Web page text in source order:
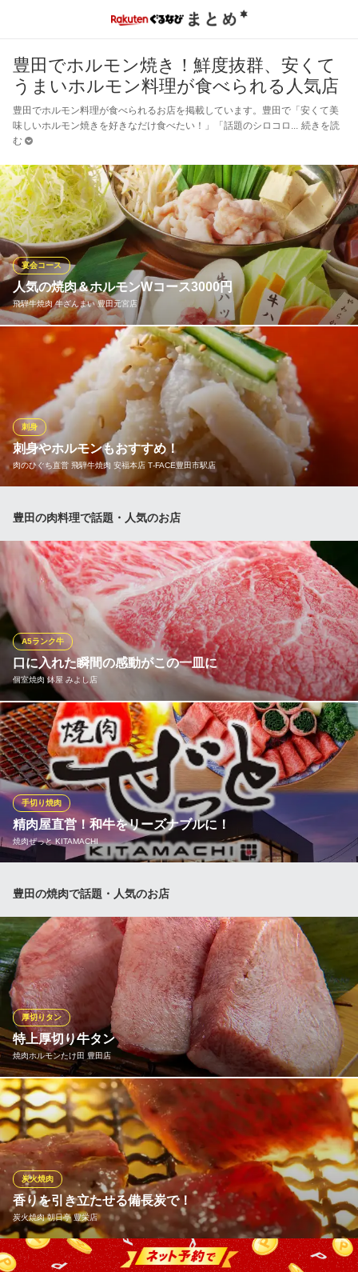
豊田でホルモン焼き！鮮度抜群、安くて
うまいホルモン料理が食べられる人気店
豊田でホルモン料理が食べられるお店を掲載しています。豊田で「安くて美
味しいホルモン焼きを好きなだけ食べたい！」「話題のシロコロ
続きを読
む
人気の焼肉＆ホルモンWコース3000円
飛騨牛焼肉 牛ざんまい 豊田元宮店
宴会コース
◆おススメは、「焼肉＆ホルモンWコース」3,000円（税込）贅沢
に行くなら、「牛ざんまいコース」4,000円（税込） ◆各コース
に、＋1,500円で90分飲み放題、＋2,000円で120分飲み放題がつ
けられます。2日前までに4名様以上で、ご予約可。 ◆焼肉＆もつ
鍋の「もつ鍋コース」3,000円（税込）（4月～10月休止中）
飛騨牛焼肉 牛ざんまい 豊田元宮店
豊田でコスパ高い焼肉屋
刺身やホルモンもおすすめ！
肉のひぐち直営 飛騨牛焼肉 安福本店 T‐FACE豊田市駅店
刺身
【センマイ刺し】 新鮮な白い生センマイを安福特製の酢味噌で。
肉のひぐち直営 飛騨牛焼肉 安福本店 T‐FACE豊田市駅店
老舗の直営焼肉店
名鉄三河線豊田市駅 徒歩3分
愛知県豊田市若宮町1-57-1 T-FACE B館11F
豊田の肉料理で話題・人気のお店
口に入れた瞬間の感動がこの一皿に
個室焼肉 鉢屋 みよし店
A5ランク牛
ひとつのブランド牛にこだわるのではなく、その日状態の良いも
のを店主自らが見極めているので、「松阪牛」「飛騨牛」「仙台
牛」など来店したときに美味しくいただけるブランド牛を楽しむ
ことができます。初めてご来店されたときとは違う感動が何度も
味わえるのが焼肉 鉢屋の魅力です。
個室焼肉 鉢屋 みよし店
三好で焼肉！個室ランチ
精肉屋直営！和牛をリーズナブルに！
焼肉ぜっと KITAMACHI
手切り焼肉
精肉卸直営の上質な和牛をカジュアルにお楽しみいただけます！
焼肉ぜっと KITAMACHI
精肉卸直営 和牛焼肉
名鉄三河線豊田市駅 徒歩4分
愛知県豊田市喜多町1-111-1
豊田の焼肉で話題・人気のお店
特上厚切り牛タン
焼肉ホルモンたけ田 豊田店
厚切りタン
一度食べてほしい自慢の逸品。厚切りならではの食感と牛タンの
旨味を存分に味わえる人気商品です。
焼肉ホルモンたけ田 豊田店
卓上サワーと焼肉
名鉄三河線豊田市駅 徒歩4分
愛知県豊田市神明町1-49-2
香りを引き立たせる備長炭で！
炭火焼肉 朝日亭 豊栄店
炭火焼肉
高火力ですばやく焼き上げる為、肉の旨味を逃がさずしっかりと